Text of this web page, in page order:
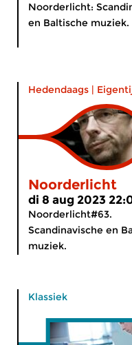
Noorderlicht:
en Baltische muziek.
Hedendaags |
Noorderlicht
di 8 aug 2023
Noorderlicht#63.
Scandinavische en
muziek.
Klassiek